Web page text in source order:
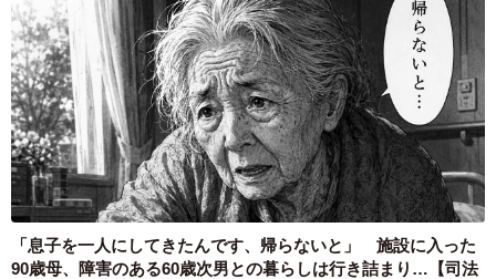
2/8
©2026映画「NEW GROUP」製作委員会
――瀧さんは、多くの若手監督から求められる自身の「存
在感」についてどう感じていらっしゃいますか。
瀧：自覚があるわけではありませんが、この顔のサイズに
産んでくれた両親には感謝しています（笑）。スクリーン
向きの顔面だとは思います。ただ、僕は元々俳優を志して
「息子を一人にしてきたんです、帰らないと」 施設に入った
90歳母、障害のある60歳次男との暮らしは行き詰まり…【司法